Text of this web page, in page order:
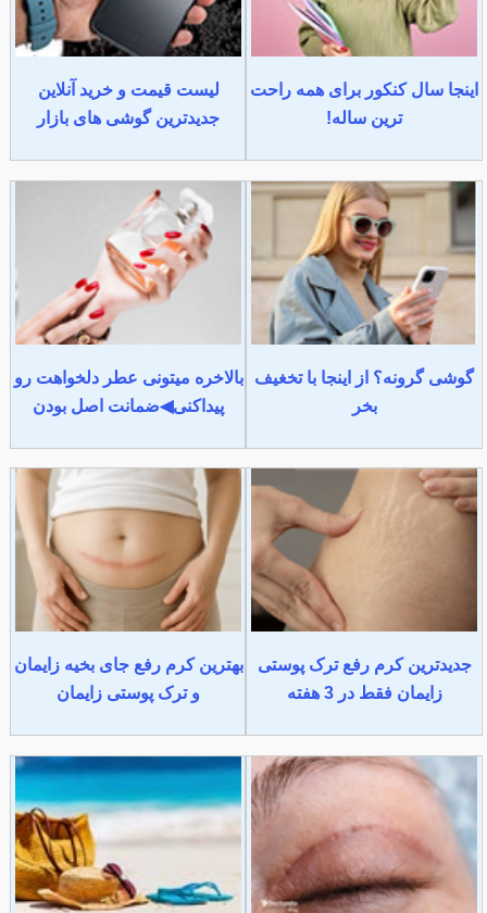
اینجا سال کنکور برای همه راحت
ترین ساله!
لیست قیمت و خرید آنلاین
جدیدترین گوشی های بازار
گوشی گرونه؟ از اینجا با تخغیف
بخر
بالاخره میتونی عطر دلخواهت رو
پیداکنی◀ضمانت اصل بودن
جدیدترین کرم رفع ترک پوستی
زایمان فقط در 3 هفته
بهترین کرم رفع جای بخیه زایمان
و ترک پوستی زایمان